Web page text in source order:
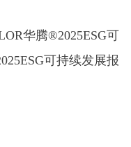
华腾®2025ESG可
可持续发展报